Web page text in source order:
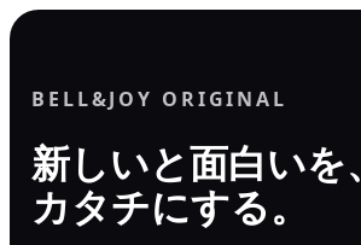
内
BELL&JOY ORIGINAL
新しいと面白いを、
カタチにする。